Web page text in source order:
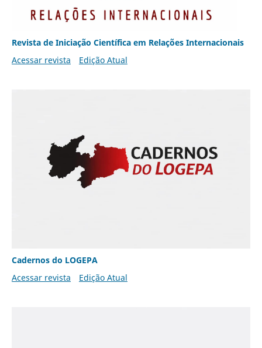
Revista de Iniciação Científica em Relações Internacionais
Acessar revista
Edição Atual
Cadernos do LOGEPA
Acessar revista
Edição Atual